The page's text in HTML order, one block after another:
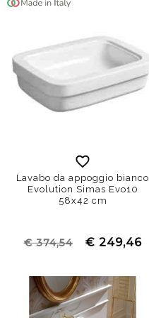
Lavabo da appoggio bianco
Evolution Simas Evo10
58x42 cm
€ 374,54 € 249,46